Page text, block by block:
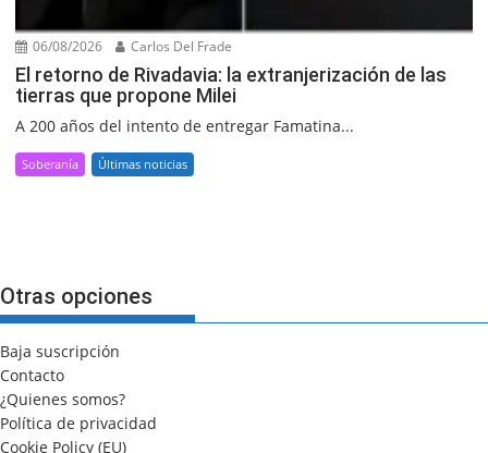
06/08/2026 Carlos Del Frade
El retorno de Rivadavia: la extranjerización de las
tierras que propone Milei
A 200 años del intento de entregar Famatina...
Soberanía Últimas noticias
Otras opciones
Baja suscripción
Contacto
¿Quienes somos?
Política de privacidad
Cookie Policy (EU)